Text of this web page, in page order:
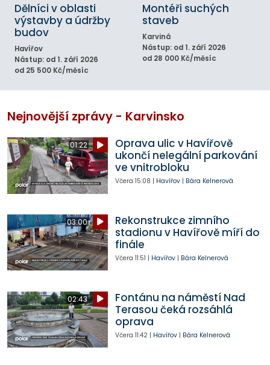
Dělníci v oblasti
výstavby a údržby
budov
Havířov
Nástup: od 1. září 2026
od 25 500 Kč/měsíc
Montéři suchých
staveb
Karviná
Nástup: od 1. září 2026
od 28 000 Kč/měsíc
Nejnovější zprávy - Karvinsko
01:22
Oprava ulic v Havířově
ukončí nelegální parkování
ve vnitrobloku
Včera 15:08 | Havířov| Bára Kelnerová
03:00
Rekonstrukce zimního
stadionu v Havířově míří do
finále
Včera 11:51 | Havířov| Bára Kelnerová
02:43
Fontánu na náměstí Nad
Terasou čeká rozsáhlá
oprava
Včera 11:42| Havířov| Bára Kelnerová